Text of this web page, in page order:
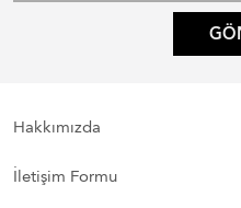
Hakkımızda
İletişim Formu